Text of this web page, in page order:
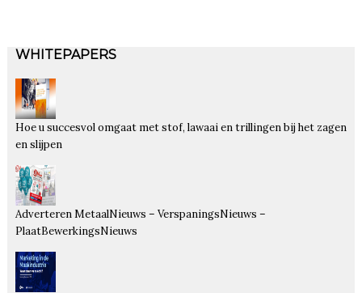
WHITEPAPERS
Hoe u succesvol omgaat met stof, lawaai en trillingen bij het zagen
en slijpen
Adverteren MetaalNieuws – VerspaningsNieuws –
PlaatBewerkingsNieuws